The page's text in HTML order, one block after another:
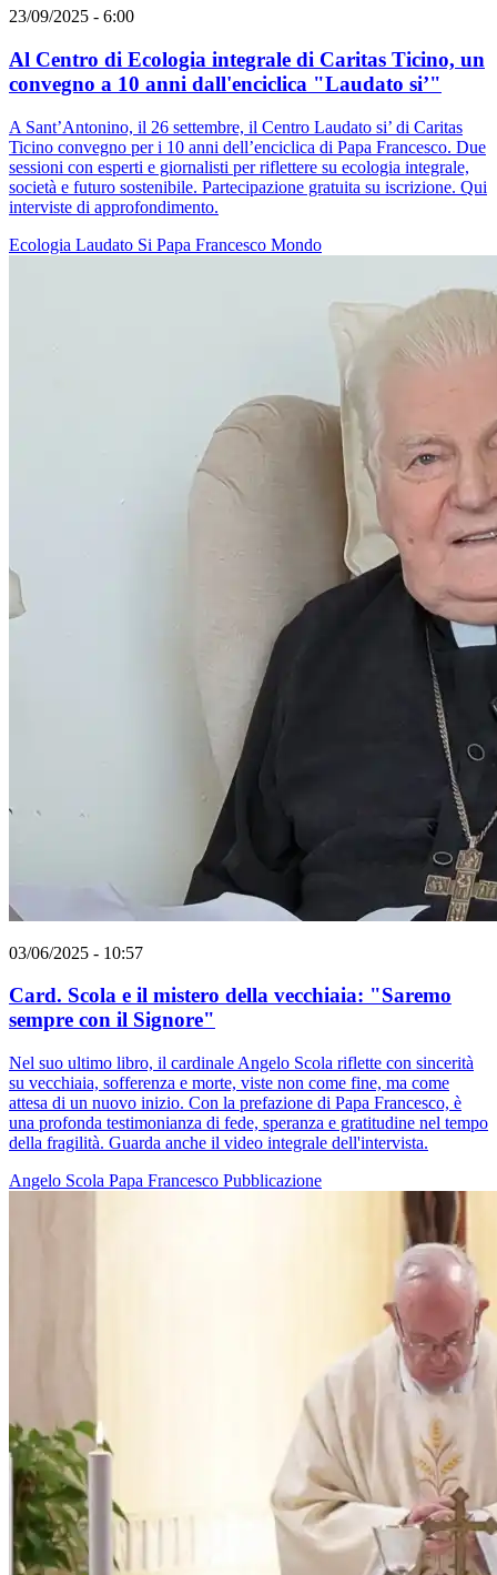
23/09/2025 - 6:00
Al Centro di Ecologia integrale di Caritas Ticino, un
convegno a 10 anni dall'enciclica "Laudato si’"
A Sant’Antonino, il 26 settembre, il Centro Laudato si’ di Caritas
Ticino convegno per i 10 anni dell’enciclica di Papa Francesco. Due
sessioni con esperti e giornalisti per riflettere su ecologia integrale,
società e futuro sostenibile. Partecipazione gratuita su iscrizione. Qui
interviste di approfondimento.
Ecologia Laudato Si Papa Francesco Mondo
03/06/2025 - 10:57
Card. Scola e il mistero della vecchiaia: "Saremo
sempre con il Signore"
Nel suo ultimo libro, il cardinale Angelo Scola riflette con sincerità
su vecchiaia, sofferenza e morte, viste non come fine, ma come
attesa di un nuovo inizio. Con la prefazione di Papa Francesco, è
una profonda testimonianza di fede, speranza e gratitudine nel tempo
della fragilità. Guarda anche il video integrale dell'intervista.
Angelo Scola Papa Francesco Pubblicazione